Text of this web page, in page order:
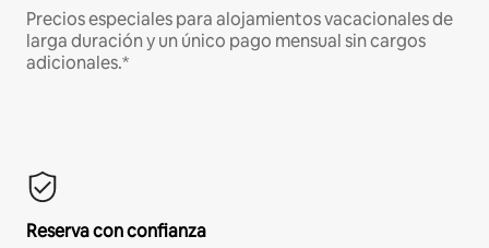
Precios especiales para alojamientos vacacionales de
larga duración y un único pago mensual sin cargos
adicionales.*
Reserva con confianza